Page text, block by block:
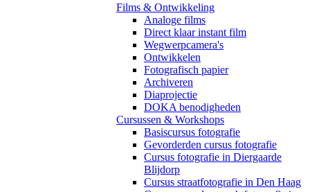
Films & Ontwikkeling
Analoge films
Direct klaar instant film
Wegwerpcamera's
Ontwikkelen
Fotografisch papier
Archiveren
Diaprojectie
DOKA benodigheden
Cursussen & Workshops
Basiscursus fotografie
Gevorderden cursus fotografie
Cursus fotografie in Diergaarde
Blijdorp
Cursus straatfotografie in Den Haag